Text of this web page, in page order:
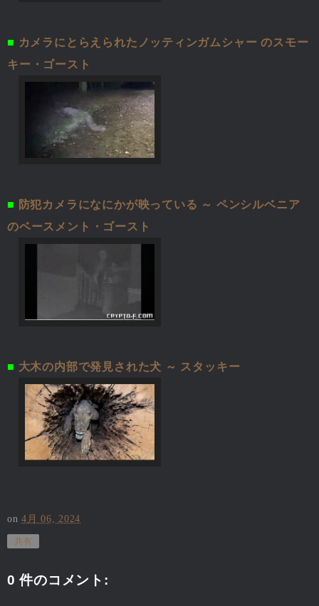
■ カメラにとらえられたノッティンガムシャー のスモー
キー・ゴースト
■ 防犯カメラになにかが映っている ～ ペンシルベニア
のベースメント・ゴースト
■ 大木の内部で発見された犬 ～ スタッキー
on4月 06, 2024
共有
0 件のコメント: